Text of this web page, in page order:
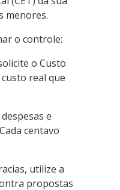
menores.
o controle:
o Custo
real que
e
centavo
utilize a
propostas